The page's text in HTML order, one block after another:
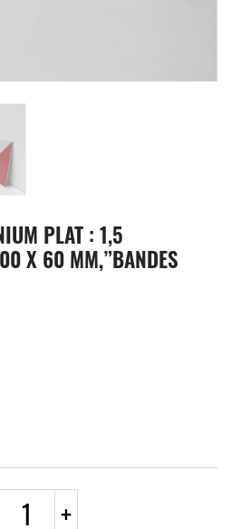
PLAT : 1,5
X 60 MM,”BANDES
+